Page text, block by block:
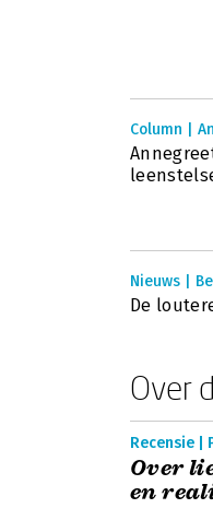
Column |
Nieuws |
De
Over
Recensie |
Over
en